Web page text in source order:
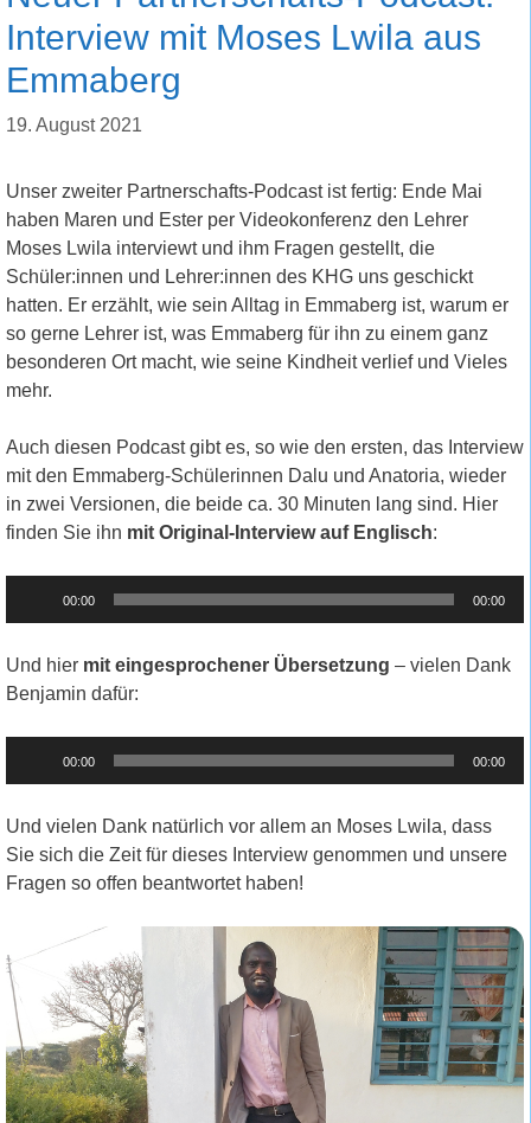
Interview mit Moses Lwila aus
Emmaberg
19. August 2021
Unser zweiter Partnerschafts-Podcast ist fertig: Ende Mai
haben Maren und Ester per Videokonferenz den Lehrer
Moses Lwila interviewt und ihm Fragen gestellt, die
Schüler:innen und Lehrer:innen des KHG uns geschickt
hatten. Er erzählt, wie sein Alltag in Emmaberg ist, warum er
so gerne Lehrer ist, was Emmaberg für ihn zu einem ganz
besonderen Ort macht, wie seine Kindheit verlief und Vieles
mehr.
Auch diesen Podcast gibt es, so wie den ersten, das Interview
mit den Emmaberg-Schülerinnen Dalu und Anatoria, wieder
in zwei Versionen, die beide ca. 30 Minuten lang sind. Hier
finden Sie ihn mit Original-Interview auf Englisch:
00:00 00:00
Und hier mit eingesprochener Übersetzung – vielen Dank
Benjamin dafür:
00:00 00:00
Und vielen Dank natürlich vor allem an Moses Lwila, dass
Sie sich die Zeit für dieses Interview genommen und unsere
Fragen so offen beantwortet haben!